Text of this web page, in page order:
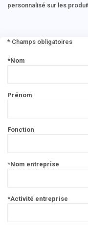
personnalisé sur les
* Champs obligatoires
*Nom
Prénom
Fonction
*Nom entreprise
*Activité entreprise